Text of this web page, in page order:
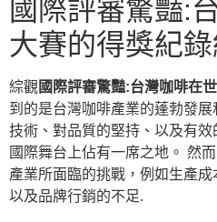
國際評審驚豔:
大賽的得獎紀
綜觀 國際評審驚豔:台灣咖啡在
到的是台灣咖啡產業的蓬勃發
技術、對品質的堅持、以及有
國際舞台上佔有一席之地。 然
產業所面臨的挑戰，例如生產成
以及品牌行銷的不足.